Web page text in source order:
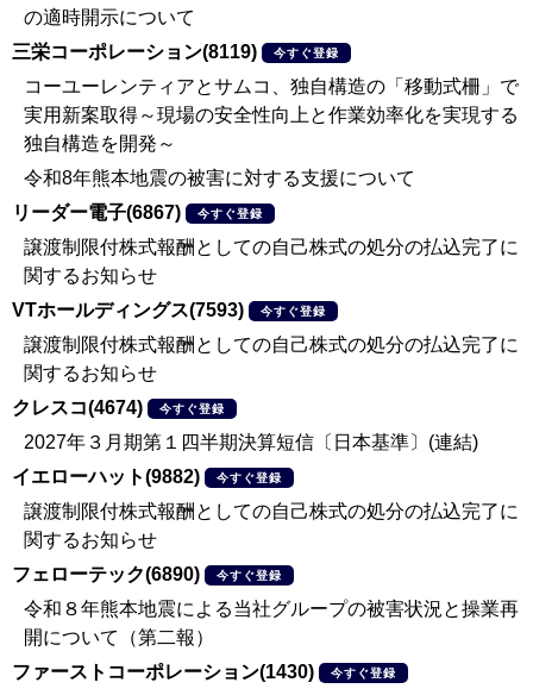
の適時開示について
三栄コーポレーション(8119)
今すぐ登録
コーユーレンティアとサムコ、独自構造の「移動式柵」で
実用新案取得～現場の安全性向上と作業効率化を実現する
独自構造を開発～
令和8年熊本地震の被害に対する支援について
リーダー電子(6867)
今すぐ登録
譲渡制限付株式報酬としての自己株式の処分の払込完了に
関するお知らせ
VTホールディングス(7593)
今すぐ登録
譲渡制限付株式報酬としての自己株式の処分の払込完了に
関するお知らせ
クレスコ(4674)
今すぐ登録
2027年３月期第１四半期決算短信〔日本基準〕(連結)
イエローハット(9882)
今すぐ登録
譲渡制限付株式報酬としての自己株式の処分の払込完了に
関するお知らせ
フェローテック(6890)
今すぐ登録
令和８年熊本地震による当社グループの被害状況と操業再
開について（第二報）
ファーストコーポレーション(1430)
今すぐ登録